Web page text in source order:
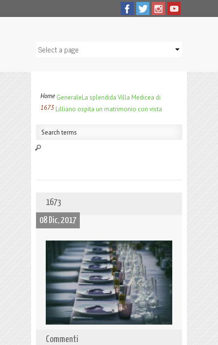
Home GeneraleLa splendida Villa Medicea di
Lilliano ospita un matrimonio con vista
1673
1673
08 Dic, 2017
Commenti